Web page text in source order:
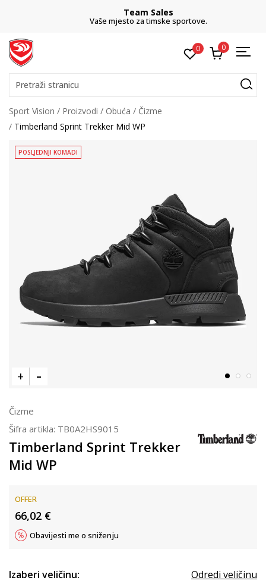
Team Sales
Vaše mjesto za timske sportove.
0 0
Pretraži stranicu
Sport Vision Proizvodi Obuća
Čizme
Timberland Sprint Trekker Mid WP
POSLJEDNJI KOMADI
Čizme
Šifra artikla: TB0A2HS9015
Timberland Sprint Trekker
Mid WP
OFFER
66,02 €
Obavijesti me o sniženju
Izaberi veličinu: Odredi veličinu